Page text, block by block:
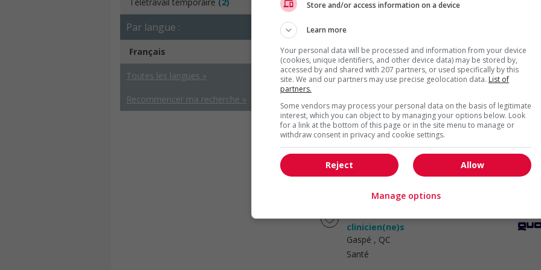
Par langue :
Français
Toutes les langues »
Recommencer ma recherche »
Gaspé, QC
Agent(e) de relations humaines —
région de l'abitibi
Gaspé, QC
relations industrielles
Infirmières et infirmiers
clinicien(ne)s
Gaspé
Santé
Infirmières et infirmiers
clinicien(ne)s
Gaspé , QC
Santé
Store and/or access information on a device
Learn more
Your personal data will be processed and information from your device
(cookies, unique identifiers, and other device data) may be stored by,
accessed by and shared with 207 partners, or used specifically by this
site. We and our partners may use precise geolocation data. List of
partners.
Some vendors may process your personal data on the basis of legitimate
interest, which you can object to by managing your options below. Look
for a link at the bottom of this page or in the site menu to manage or
withdraw consent in privacy and cookie settings.
Allow
Reject
Manage options